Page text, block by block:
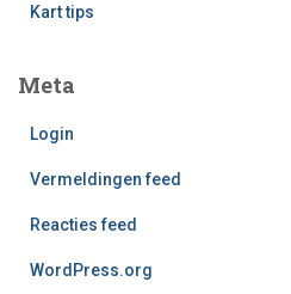
Kart tips
Meta
Login
Vermeldingen feed
Reacties feed
WordPress.org